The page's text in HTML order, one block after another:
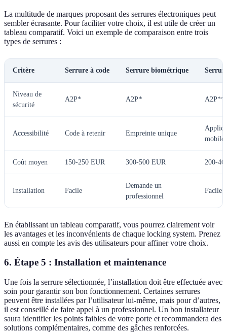
La multitude de marques proposant des serrures électroniques peut
sembler écrasante. Pour faciliter votre choix, il est utile de créer un
tableau comparatif. Voici un exemple de comparaison entre trois
types de serrures :
Critère Serrure à code Serrure biométrique
Niveau de
sécurité
A2P* A2P* A2P**
Accessibilité Code à retenir Empreinte unique
mobile
Coût moyen 150-250 EUR 300-500 EUR 200-
Installation Facile
Demande un
professionnel
Facile
En établissant un tableau comparatif, vous pourrez clairement voir
les avantages et les inconvénients de chaque locking system. Prenez
aussi en compte les avis des utilisateurs pour affiner votre choix.
6. Étape 5 : Installation et maintenance
Une fois la serrure sélectionnée, l’installation doit être effectuée avec
soin pour garantir son bon fonctionnement. Certaines serrures
peuvent être installées par l’utilisateur lui-même, mais pour d’autres,
il est conseillé de faire appel à un professionnel. Un bon installateur
saura identifier les points faibles de votre porte et recommandera des
solutions complémentaires, comme des gâches renforcées.